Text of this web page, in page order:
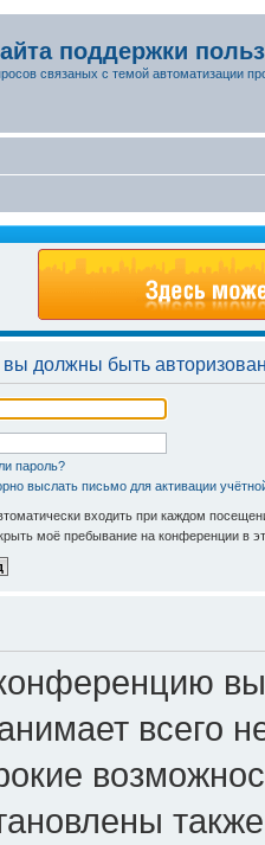
поддержки
связаных с темой автоматизации
должны быть
пароль?
выслать письмо для активации
входить при каждом
моё пребывание на конференции в
всего